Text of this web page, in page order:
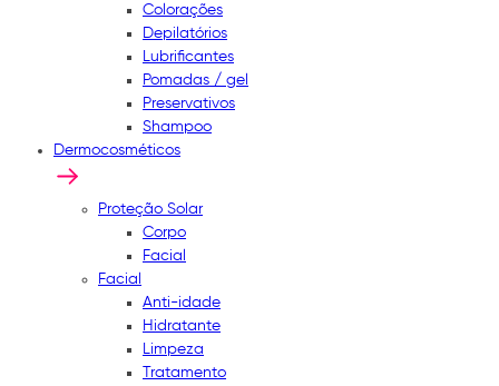
Colorações
Depilatórios
Lubrificantes
Pomadas / gel
Preservativos
Shampoo
Dermocosméticos
Proteção Solar
Corpo
Facial
Facial
Anti-idade
Hidratante
Limpeza
Tratamento